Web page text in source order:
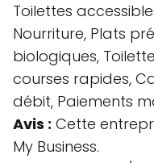
Toilettes
Nourriture, Plats
biologiques,
courses rapides,
débit, Paiements
Avis : Cette
My Business.